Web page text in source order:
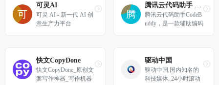
可灵AI
可灵 AI - 新一代 AI 创
意生产力平台
腾讯云代码助手 CodeBuddy
腾讯云代码助手CodeB
uddy，是一款辅助编码
优化等能力。为你生成
优质代码，帮你解决技
术难题，提升编码效
快文CopyDone
快文CopyDone_原创文
案写作神器_写作机器
驱动中国
驱动中国,国内知名的
科技媒体, 24小时滚动